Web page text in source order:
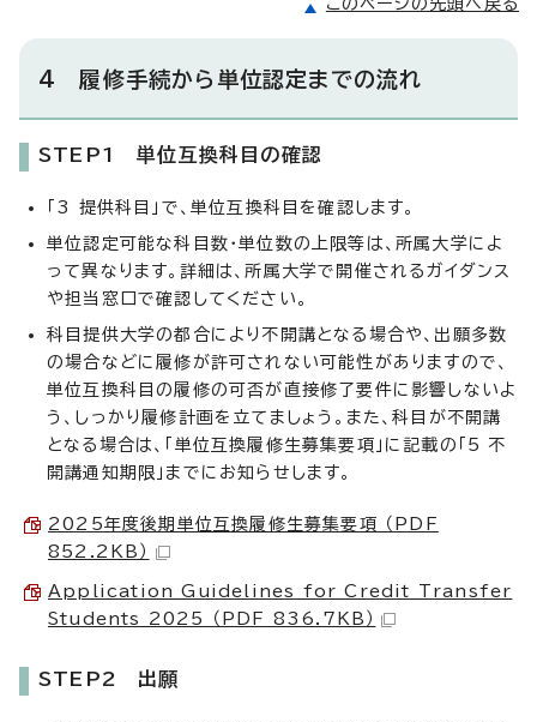
このページの先頭へ戻る
4 履修手続から単位認定までの流れ
STEP1 単位互換科目の確認
「3 提供科目」で、単位互換科目を確認します。
単位認定可能な科目数・単位数の上限等は、所属大学によ
って異なります。詳細は、所属大学で開催されるガイダンス
や担当窓口で確認してください。
科目提供大学の都合により不開講となる場合や、出願多数
の場合などに履修が許可されない可能性がありますので、
単位互換科目の履修の可否が直接修了要件に影響しないよ
う、しっかり履修計画を立てましょう。また、科目が不開講
となる場合は、「単位互換履修生募集要項」に記載の「5 不
開講通知期限」までにお知らせします。
2025年度後期単位互換履修生募集要項 （PDF
852.2KB）
Application Guidelines for Credit Transfer
Students 2025 （PDF 836.7KB）
STEP2 出願